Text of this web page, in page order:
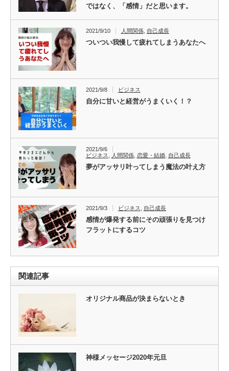
ではなく、「感情」だと思います。
2021/9/10 人間関係, 自己成長
ついつい我慢して疲れてしまうあなたへ
2021/9/8 ビジネス
自分に甘いと経営がうまくいく！？
2021/9/6
ビジネス
人間関係, 恋愛・結婚, 自己成長
夢がアッサリ叶ってしまう魔法の叶え方
2021/9/3 ビジネス 自己成長
感情が爆発する前にその頑張りを見つけ
フラットにするコツ
関連記事
オリジナル商品が決まらないとき
神様メッセージ2020年元旦